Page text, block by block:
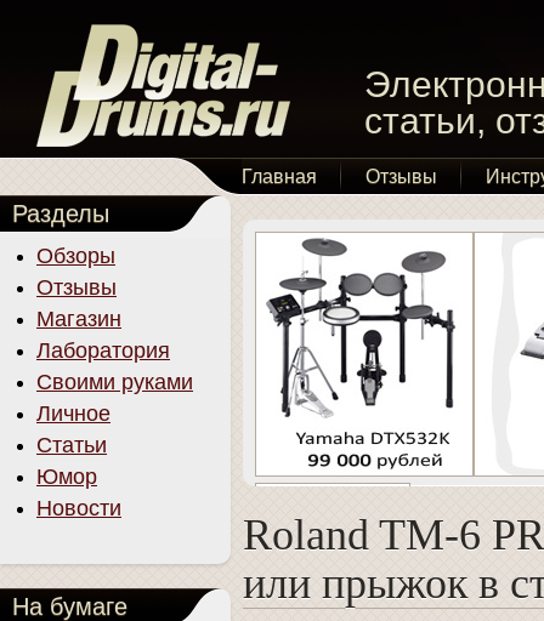
статьи,
Главная Отзывы
Roland TM-6
или прыжок в
Разделы
Обзоры
Отзывы
Магазин
Лаборатория
Своими руками
Личное
Статьи
Юмор
Новости
На бумаге